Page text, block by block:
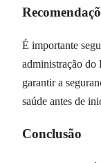
É importante
administração do
garantir a
saúde antes de
Conclusão